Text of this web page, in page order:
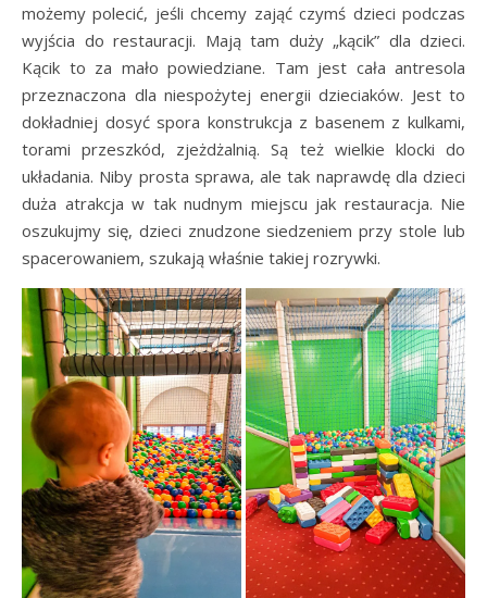
możemy polecić, jeśli chcemy zająć czymś dzieci podczas
wyjścia do restauracji. Mają tam duży „kącik” dla dzieci.
Kącik to za mało powiedziane. Tam jest cała antresola
przeznaczona dla niespożytej energii dzieciaków. Jest to
dokładniej dosyć spora konstrukcja z basenem z kulkami,
torami przeszkód, zjeżdżalnią. Są też wielkie klocki do
układania. Niby prosta sprawa, ale tak naprawdę dla dzieci
duża atrakcja w tak nudnym miejscu jak restauracja. Nie
oszukujmy się, dzieci znudzone siedzeniem przy stole lub
spacerowaniem, szukają właśnie takiej rozrywki.